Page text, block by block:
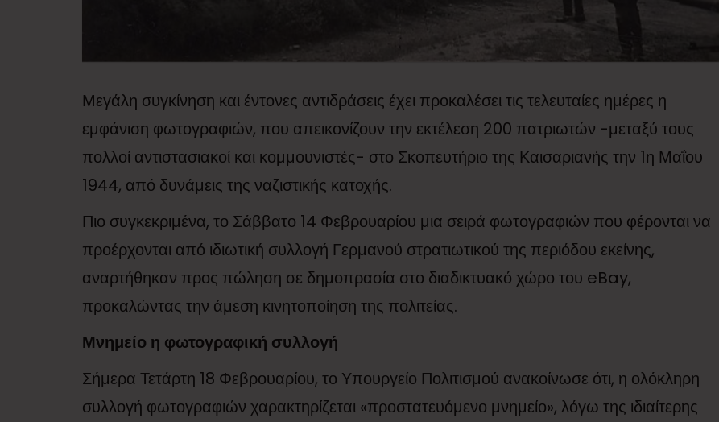
Μεγάλη συγκίνηση και έντονες αντιδράσεις έχει προκαλέσει τις τελευταίες ημέρες η
εμφάνιση φωτογραφιών, που απεικονίζουν την εκτέλεση 200 πατριωτών -μεταξύ τους
πολλοί αντιστασιακοί και κομμουνιστές- στο Σκοπευτήριο της Καισαριανής την 1η Μαΐου
1944, από δυνάμεις της ναζιστικής κατοχής.
Πιο συγκεκριμένα, το Σάββατο 14 Φεβρουαρίου μια σειρά φωτογραφιών που φέρονται να
προέρχονται από ιδιωτική συλλογή Γερμανού στρατιωτικού της περιόδου εκείνης,
αναρτήθηκαν προς πώληση σε δημοπρασία στο διαδικτυακό χώρο του eBay,
προκαλώντας την άμεση κινητοποίηση της πολιτείας.
Μνημείο η φωτογραφική συλλογή
Σήμερα Τετάρτη 18 Φεβρουαρίου, το Υπουργείο Πολιτισμού ανακοίνωσε ότι, η ολόκληρη
συλλογή φωτογραφιών χαρακτηρίζεται «προστατευόμενο μνημείο», λόγω της ιδιαίτερης